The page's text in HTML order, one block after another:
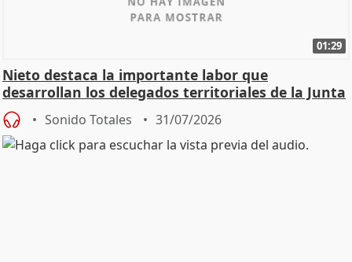
01:29
Nieto destaca la importante labor que
desarrollan los delegados territoriales de la Junta
Sonido Totales 31/07/2026